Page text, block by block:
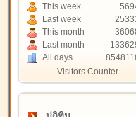
This week
Last week
This month
Last month
All days
Visitors Counter